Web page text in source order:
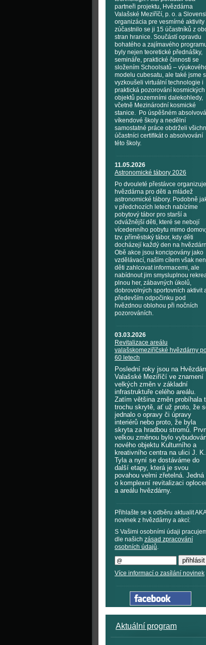
partneři projektu, Hvězdárna
Valašské Meziříčí, p. o. a
organizácia pre vesmírné aktivity
zúčastnilo se ji 15 účastníků z
stran hranice. Součástí opravdu
bohatého a zajímavého
byly nejen teoretické přednášky,
semináře, praktické činnosti se
složením Schoolsatů –
modelu cubesatu, ale také jsme
vyzkoušeli virtuální technologie i
praktická pozorování kosmických
objektů pozemními dalekohledy,
včetně Mezinárodní kosmické
stanice. Po úspěšném
víkendové školy a nedělní
samostatné práce obdrželi
účastníci certifikát o absolvování
této školy.
11.05.2026
Astronomické tábory 2026
Po dvouleté přestávce organizuje
hvězdárna pro děti a mládež
astronomické tábory. Podobně
v předchozích letech nabízíme
pobytový tábor pro starší a
odvážnější děti, které se nebojí
vícedenního pobytu mimo
tzv. příměstský tábor, kdy děti
docházejí každý den na
Obě akce jsou koncipovány jako
vzdělávací, naším cílem však
děti zahlcovat informacemi, ale
nabídnout jim smysluplnou
plnou her, zábavných úkolů,
dobrovolných sportovních aktivit
především odpočinku pod
hvězdnou oblohou při nočních
pozorováních.
03.03.2026
Revitalizace areálu
valašskomeziříčské hvězdárny
60 letech
Poslední roky jsou na
Valašské Meziříčí ve znamení
velkých změn v základní
infrastruktuře celého areálu.
Zatím většina změn probíhala
trochu skrytě, ať už proto, že
jednalo o opravy či úpravy
interiérů nebo proto, že byla
skryta za hradbou stromů.
velkou změnou bylo
nového objektu Kulturního a
kreativního centra na ulici J. K.
Tyla a nyní se dostáváme do
další etapy, která je svou
povahou velmi zřetelná. Jedná
o komplexní revitalizaci
a areálu hvězdárny.
Přihlašte se k odběru aktualit
novinek z hvězdárny a akcí:
S Vašimi osobními údaji
dle našich zásad zpracování
osobních údajů.
Více informací o zasílání novinek
Aktuální program